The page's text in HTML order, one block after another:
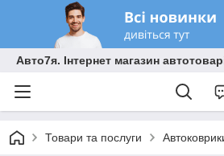
Авто7я. Інтернет магазин
Товари та послуги